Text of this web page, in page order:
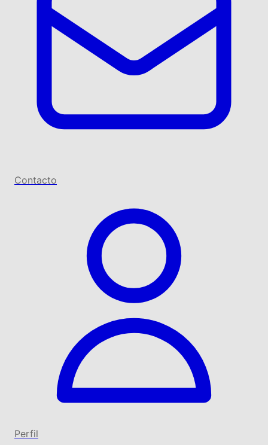
Contacto
Perfil